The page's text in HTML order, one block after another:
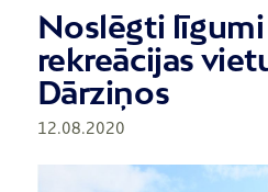
Noslēgti
rekreācijas
Dārziņos
12.08.2020